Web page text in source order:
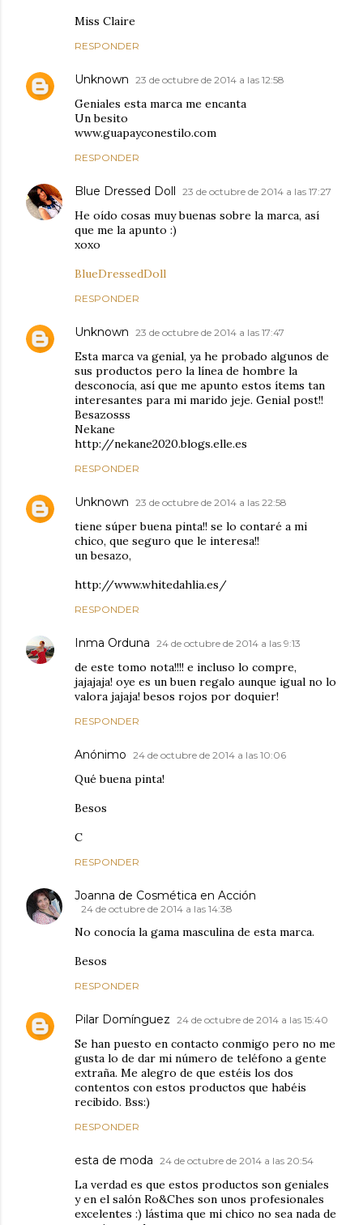
Miss Claire
RESPONDER
Unknown 23 de octubre de 2014 a las 12:58
Geniales esta marca me encanta
Un besito
www.guapayconestilo.com
RESPONDER
Blue Dressed Doll 23 de octubre de 2014 a las 17:27
He oído cosas muy buenas sobre la marca, así
que me la apunto :)
xoxo
BlueDressedDoll
RESPONDER
Unknown 23 de octubre de 2014 a las 17:47
Esta marca va genial, ya he probado algunos de
sus productos pero la línea de hombre la
desconocía, así que me apunto estos ítems tan
interesantes para mi marido jeje. Genial post!!
Besazosss
Nekane
http://nekane2020.blogs.elle.es
RESPONDER
Unknown 23 de octubre de 2014 a las 22:58
tiene súper buena pinta!! se lo contaré a mi
chico, que seguro que le interesa!!
un besazo,
http://www.whitedahlia.es/
RESPONDER
Inma Orduna 24 de octubre de 2014 a las 9:13
de este tomo nota!!!! e incluso lo compre,
jajajaja! oye es un buen regalo aunque igual no lo
valora jajaja! besos rojos por doquier!
RESPONDER
Anónimo 24 de octubre de 2014 a las 10:06
Qué buena pinta!
Besos
C
RESPONDER
Joanna de Cosmética en Acción
24 de octubre de 2014 a las 14:38
No conocía la gama masculina de esta marca.
Besos
RESPONDER
Pilar Domínguez 24 de octubre de 2014 a las 15:40
Se han puesto en contacto conmigo pero no me
gusta lo de dar mi número de teléfono a gente
extraña. Me alegro de que estéis los dos
contentos con estos productos que habéis
recibido. Bss:)
RESPONDER
esta de moda 24 de octubre de 2014 a las 20:54
La verdad es que estos productos son geniales
y en el salón Ro&Ches son unos profesionales
excelentes :) lástima que mi chico no sea nada de